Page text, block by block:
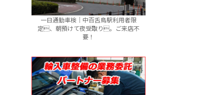
一日通勤車検｜中百舌鳥駅利用者限
定、朝預けて夜受取り。ご来店不
要！